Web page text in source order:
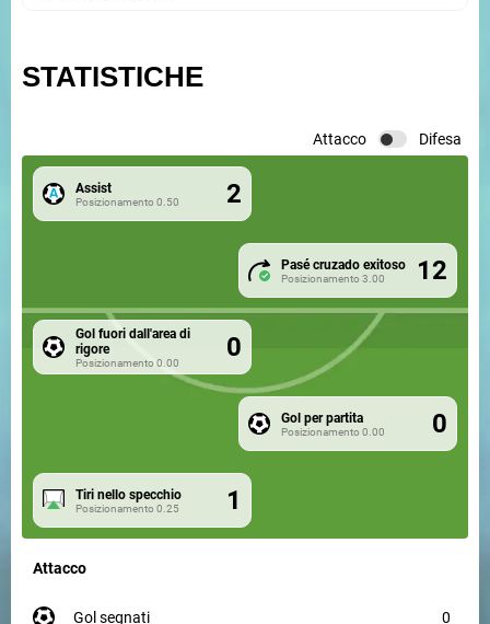
STATISTICHE
Attacco Difesa
Assist
Posizionamento 0.50 2
Pasé cruzado exitoso
Posizionamento 3.00 12
Gol fuori dall'area di
rigore
Posizionamento0.00 0
Gol per partita
Posizionamento 0.00 0
Tiri nello specchio
Posizionamento 0.25 1
Attacco
gol segnati 0